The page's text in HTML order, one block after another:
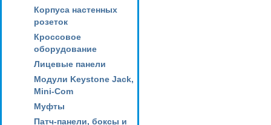
Корпуса настенных
розеток
Кроссовое
оборудование
Лицевые панели
Модули Keystone Jack,
Mini-Com
Муфты
Патч-панели, боксы и